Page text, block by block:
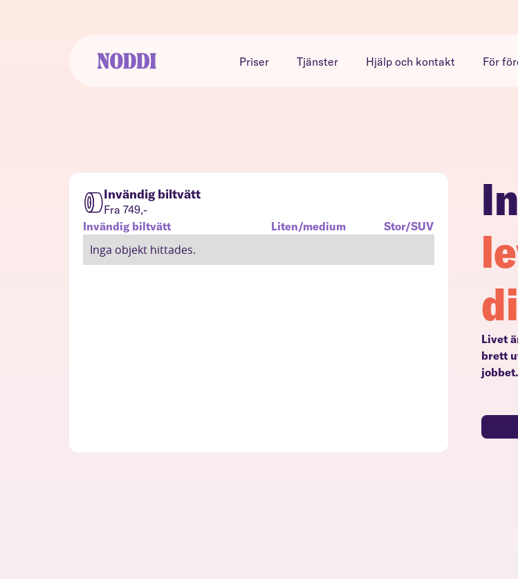
Priser Tjänster Hjälp och kontakt För
Invändig biltvätt
Fra 749,-
Invändig biltvätt
Liten/medium Stor/SUV
Inga objekt hittades.
Livet
brett